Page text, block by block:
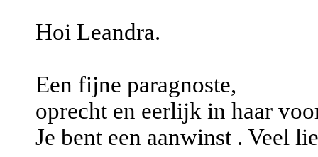
Hoi Leandra.
Een fijne paragnoste,
oprecht en eerlijk in haar
Je bent een aanwinst . Veel